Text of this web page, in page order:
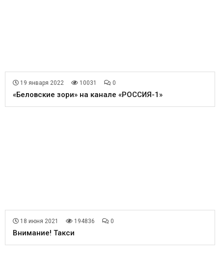
19 января 2022 10031 0
«Беловские зори» на канале «РОССИЯ-1»
18 июня 2021 194836 0
Внимание! Такси